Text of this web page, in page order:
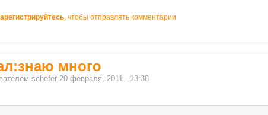
, чтобы отправлять комментарии
много
schefer 20 февраля, 2011 - 13:38